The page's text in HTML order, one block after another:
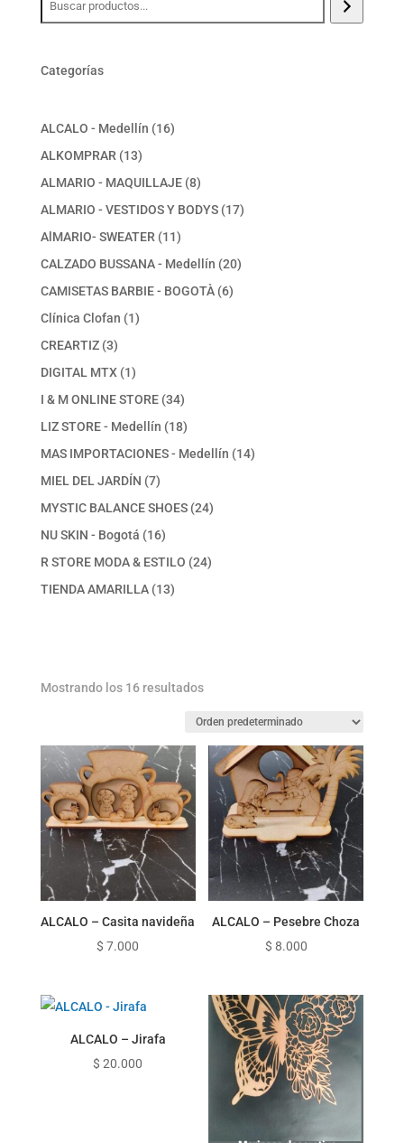
Categorías
ALCALO - Medellín 1616
ALKOMPRAR 1313
productos
ALMARIO - MAQUILLAJE 88
productos
ALMARIO - VESTIDOS Y BODYS 1717
AlMARIO- SWEATER 1111
productos
CALZADO BUSSANA - Medellín 2020
CAMISETAS BARBIE - BOGOTÀ 66
Clínica Clofan 11
CREARTIZ 33
productos
DIGITAL MTX 11
producto
I & M ONLINE STORE 3434
productos
LIZ STORE - Medellín 1818
productos
MAS IMPORTACIONES - Medellín 1414
MIEL DEL JARDÍN 77
productos
MYSTIC BALANCE SHOES 2424
NU SKIN - Bogotá 1616
productos
R STORE MODA & ESTILO 2424
TIENDA AMARILLA 1313
Mostrando los 16 resultados
ALCALO – Casita navideña
$ 7.000
ALCALO – Pesebre Choza
$ 8.000
ALCALO – Jirafa
$ 20.000